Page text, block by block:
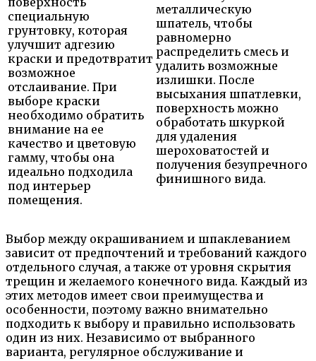
специальную
грунтовку, которая
улучшит адгезию
краски и предотвратит
возможное
отслаивание. При
выборе краски
необходимо обратить
внимание на ее
качество и цветовую
гамму, чтобы она
идеально подходила
под интерьер
помещения.
металлическую
шпатель, чтобы
равномерно
распределить смесь и
удалить возможные
излишки. После
высыхания шпатлевки,
поверхность можно
обработать шкуркой
для удаления
шероховатостей и
получения безупречного
финишного вида.
Выбор между окрашиванием и шпаклеванием
зависит от предпочтений и требований каждого
отдельного случая, а также от уровня скрытия
трещин и желаемого конечного вида. Каждый из
этих методов имеет свои преимущества и
особенности, поэтому важно внимательно
подходить к выбору и правильно использовать
один из них. Независимо от выбранного
варианта, регулярное обслуживание и